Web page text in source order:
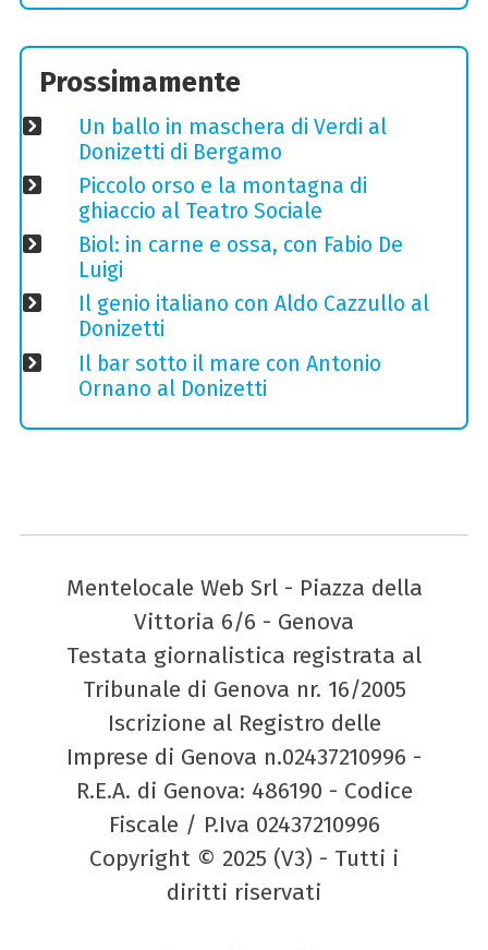
Prossimamente
Un ballo in maschera di Verdi al
Donizetti di Bergamo
Piccolo orso e la montagna di
ghiaccio al Teatro Sociale
Biol: in carne e ossa, con Fabio De
Luigi
Il genio italiano con Aldo Cazzullo al
Donizetti
Il bar sotto il mare con Antonio
Ornano al Donizetti
Mentelocale Web Srl - Piazza della
Vittoria 6/6 - Genova
Testata giornalistica registrata al
Tribunale di Genova nr. 16/2005
Iscrizione al Registro delle
Imprese di Genova n.02437210996 -
R.E.A. di Genova: 486190 - Codice
Fiscale / P.Iva 02437210996
Copyright © 2025 (V3) - Tutti i
diritti riservati